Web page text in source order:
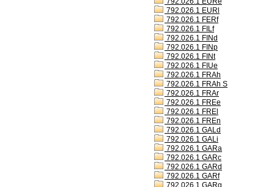
792.026.1 EURl
792.026.1 FERf
792.026.1 FILf
792.026.1 FINd
792.026.1 FINp
792.026.1 FINt
792.026.1 FIUe
792.026.1 FRAh
792.026.1 FRAh S
792.026.1 FRAr
792.026.1 FREe
792.026.1 FREl
792.026.1 FREn
792.026.1 GALd
792.026.1 GALi
792.026.1 GARa
792.026.1 GARc
792.026.1 GARd
792.026.1 GARf
792.026.1 GARg